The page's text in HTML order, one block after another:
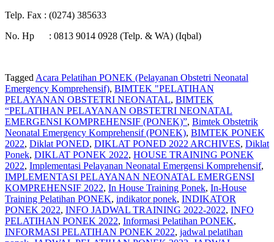
Telp. Fax : (0274) 385633
No. Hp : 0813 9014 0928 (Telp. & WA) (Iqbal)
Tagged Acara Pelatihan PONEK (Pelayanan Obstetri Neonatal
Emergency Komprehensif), BIMTEK "PELATIHAN
PELAYANAN OBSTETRI NEONATAL, BIMTEK
“PELATIHAN PELAYANAN OBSTETRI NEONATAL
EMERGENSI KOMPREHENSIF (PONEK)”, Bimtek Obstetrik
Neonatal Emergency Komprehensif (PONEK), BIMTEK PONEK
2022, Diklat PONED, DIKLAT PONED 2022 ARCHIVES, Diklat
Ponek, DIKLAT PONEK 2022, HOUSE TRAINING PONEK
2022, Implementasi Pelayanan Neonatal Emergensi Komprehensif,
IMPLEMENTASI PELAYANAN NEONATAL EMERGENSI
KOMPREHENSIF 2022, In House Training Ponek, In-House
Training Pelatihan PONEK, indikator ponek, INDIKATOR
PONEK 2022, INFO JADWAL TRAINING 2022-2022, INFO
PELATIHAN PONEK 2022, Informasi Pelatihan PONEK,
INFORMASI PELATIHAN PONEK 2022, jadwal pelatihan